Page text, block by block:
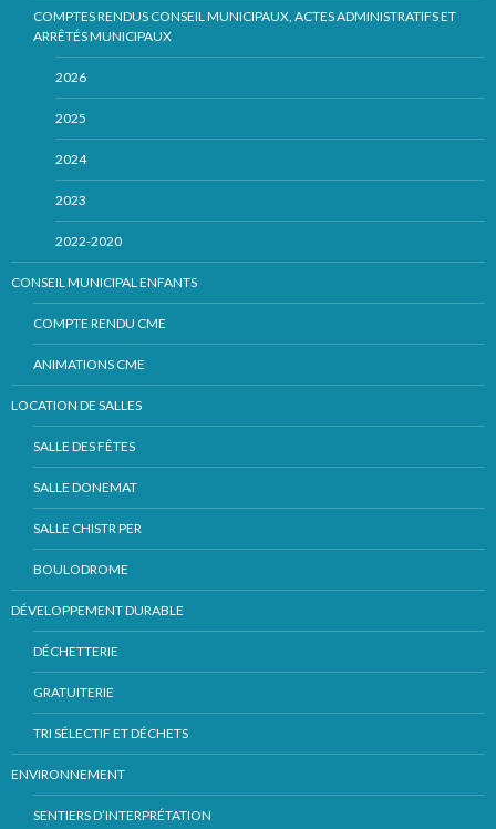
COMPTES RENDUS CONSEIL MUNICIPAUX, ACTES ADMINISTRATIFS ET
ARRÊTÉS MUNICIPAUX
2026
2025
2024
2023
2022-2020
CONSEIL MUNICIPAL ENFANTS
COMPTE RENDU CME
ANIMATIONS CME
LOCATION DE SALLES
SALLE DES FÊTES
SALLE DONEMAT
SALLE CHISTR PER
BOULODROME
DÉVELOPPEMENT DURABLE
DÉCHETTERIE
GRATUITERIE
TRI SÉLECTIF ET DÉCHETS
ENVIRONNEMENT
SENTIERS D’INTERPRÉTATION